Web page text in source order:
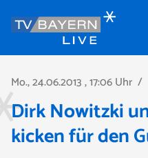
Mo., 24.06.2013, 17:06 Uhr /
Dirk Nowitzki
kicken für den